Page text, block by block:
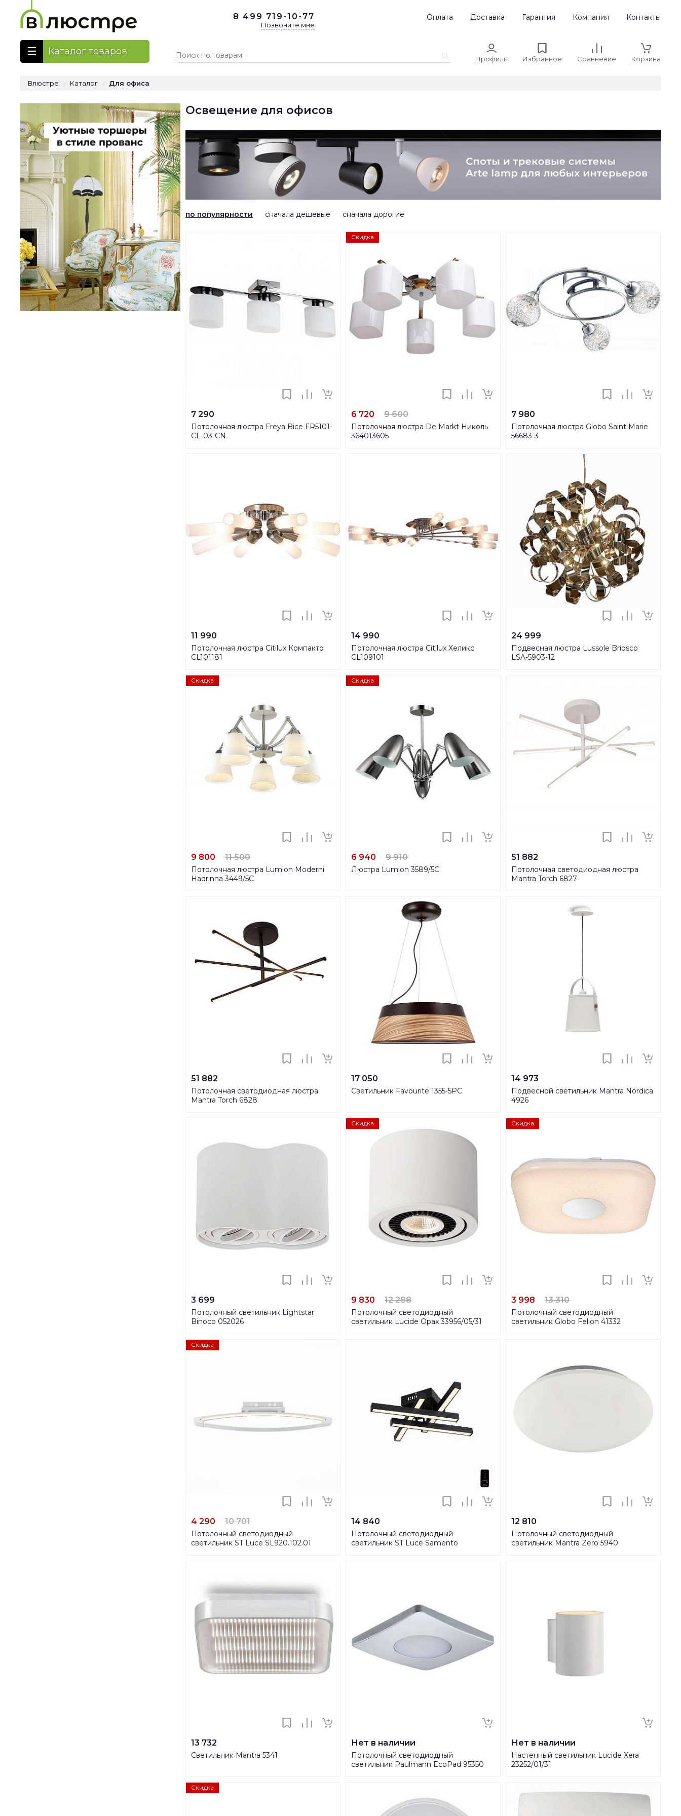
8 499 719-10-77
Позвоните мне
Оплата Доставка Гарантия Компания Контакты
Каталог товаров
Профиль Избранное Сравнение Корзина
Влюстре / Каталог / Для офиса
Освещение для офисов
по популярности сначала дешевые сначала дорогие
7 290
Потолочная люстра Freya Bice FR5101-
CL-03-CN
Скидка
6 720 9 600
Потолочная люстра De Markt Николь
364013605
7 980
Потолочная люстра Globo Saint Marie
56683-3
11 990
Потолочная люстра Citilux Компакто
CL101181
14 990
Потолочная люстра Citilux Хеликс
CL109101
24 999
Подвесная люстра Lussole Briosco
LSA-5903-12
Скидка
9 800 11 500
Потолочная люстра Lumion Moderni
Hadrinna 3449/5C
Скидка
6 940 9 910
Люстра Lumion 3589/5C
51 882
Потолочная светодиодная люстра
Mantra Torch 6827
51 882
Потолочная светодиодная люстра
Mantra Torch 6828
17 050
Светильник Favourite 1355-5PC
14 973
Подвесной светильник Mantra Nordica
4926
3 699
Потолочный светильник Lightstar
Binoco 052026
Скидка
9 830 12 288
Потолочный светодиодный
светильник Lucide Opax 33956/05/31
Скидка
3 998 13 310
Потолочный светодиодный
светильник Globo Felion 41332
Скидка
4 290 10 701
Потолочный светодиодный
светильник ST Luce SL920.102.01
14 840
Потолочный светодиодный
светильник ST Luce Samento
12 810
Потолочный светодиодный
светильник Mantra Zero 5940
13 732
Светильник Mantra 5341
Нет в наличии
Потолочный светодиодный
светильник Paulmann EcoPad 95350
Нет в наличии
Настенный светильник Lucide Xera
23252/01/31
Скидка